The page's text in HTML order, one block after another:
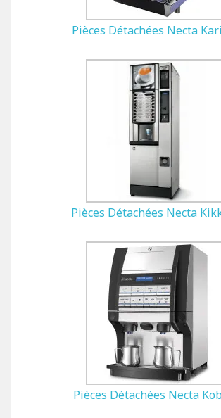
Pièces Détachées Necta
Pièces Détachées Necta
Pièces Détachées Necta